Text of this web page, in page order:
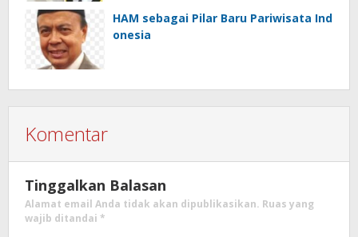
HAM sebagai Pilar Baru Pariwisata Ind
onesia
Komentar
Tinggalkan Balasan
Alamat email Anda tidak akan dipublikasikan. Ruas yang
wajib ditandai *